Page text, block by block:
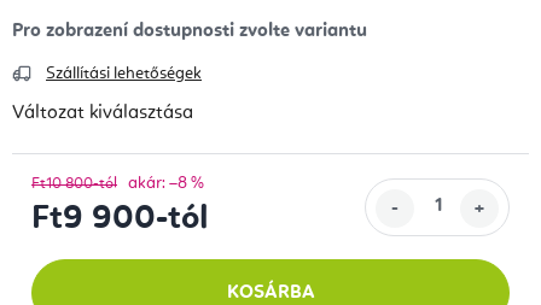
Szállítási lehetőségek
Változat kiválasztása
Ft10 800-tól akár: –8 %
Ft9 900-tól
KOSÁRBA